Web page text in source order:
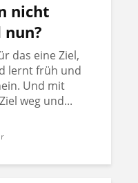
nicht
nun?
das eine Ziel,
lernt früh und
Und mit
weg und...